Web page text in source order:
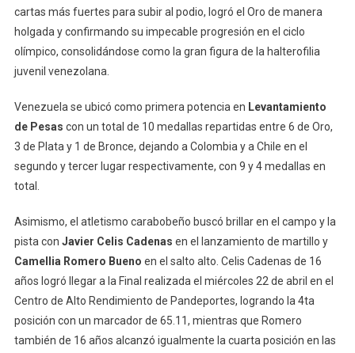
cartas más fuertes para subir al podio, logró el Oro de manera
holgada y confirmando su impecable progresión en el ciclo
olímpico, consolidándose como la gran figura de la halterofilia
juvenil venezolana.
Venezuela se ubicó como primera potencia en Levantamiento
de Pesas con un total de 10 medallas repartidas entre 6 de Oro,
3 de Plata y 1 de Bronce, dejando a Colombia y a Chile en el
segundo y tercer lugar respectivamente, con 9 y 4 medallas en
total.
Asimismo, el atletismo carabobeño buscó brillar en el campo y la
pista con Javier Celis Cadenas en el lanzamiento de martillo y
Camellia Romero Bueno en el salto alto. Celis Cadenas de 16
años logró llegar a la Final realizada el miércoles 22 de abril en el
Centro de Alto Rendimiento de Pandeportes, logrando la 4ta
posición con un marcador de 65.11, mientras que Romero
también de 16 años alcanzó igualmente la cuarta posición en las